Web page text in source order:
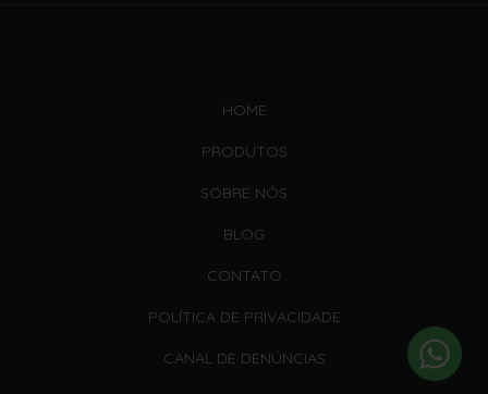
HOME
PRODUTOS
SOBRE NÓS
BLOG
CONTATO
POLÍTICA DE PRIVACIDADE
CANAL DE DENÚNCIAS